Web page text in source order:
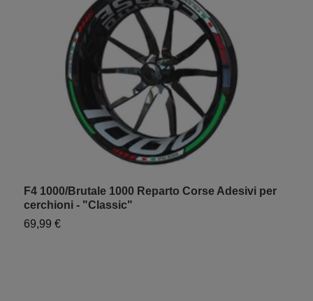
F4 1000/Brutale 1000 Reparto Corse Adesivi per
cerchioni - "Classic"
69,99 €